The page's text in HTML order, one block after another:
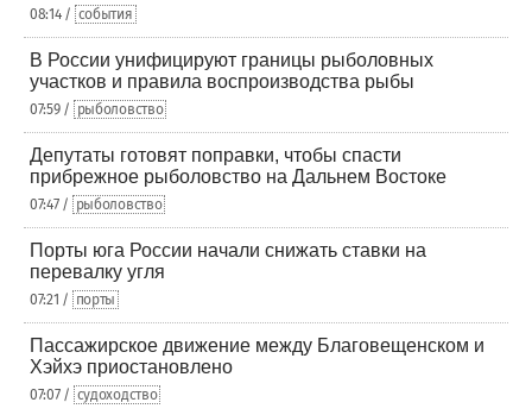
08:14 / события
В России унифицируют границы рыболовных
участков и правила воспроизводства рыбы
07:59 / рыболовство
Депутаты готовят поправки, чтобы спасти
прибрежное рыболовство на Дальнем Востоке
07:47 / рыболовство
Порты юга России начали снижать ставки на
перевалку угля
07:21 / порты
Пассажирское движение между Благовещенском и
Хэйхэ приостановлено
07:07 / судоходство